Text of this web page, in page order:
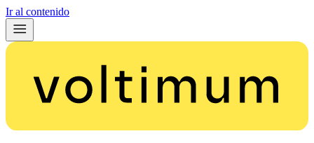
Ir al contenido